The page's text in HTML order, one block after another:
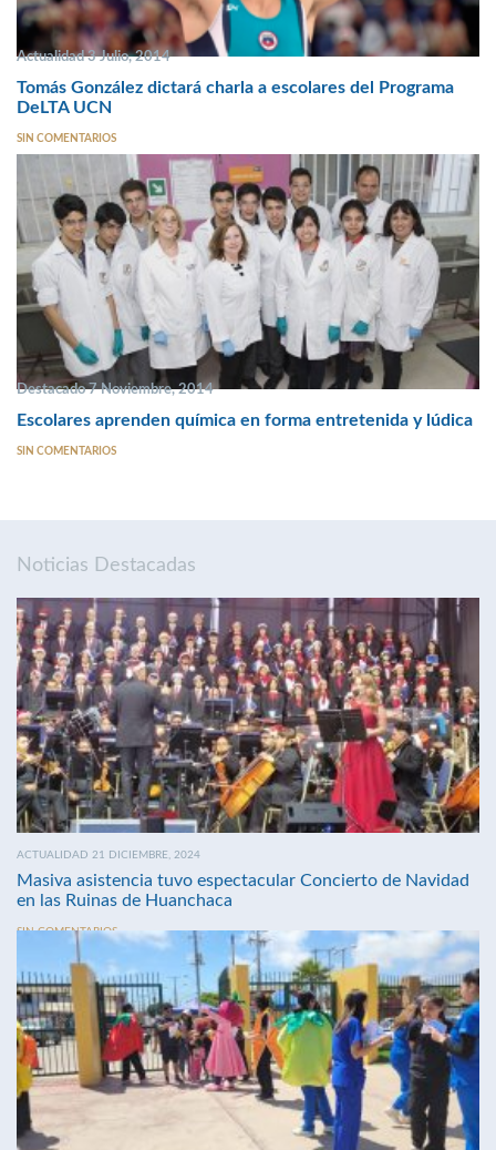
Actualidad 3 Julio, 2014
Tomás González dictará charla a escolares del Programa
DeLTA UCN
SIN COMENTARIOS
Destacado 7 Noviembre, 2014
Escolares aprenden química en forma entretenida y lúdica
SIN COMENTARIOS
Noticias Destacadas
ACTUALIDAD 21 DICIEMBRE, 2024
Masiva asistencia tuvo espectacular Concierto de Navidad
en las Ruinas de Huanchaca
SIN COMENTARIOS